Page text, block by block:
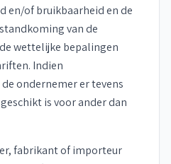
en/of bruikbaarheid en de
van de
wettelijke bepalingen
Indien
ondernemer er tevens
is voor ander dan
fabrikant of importeur